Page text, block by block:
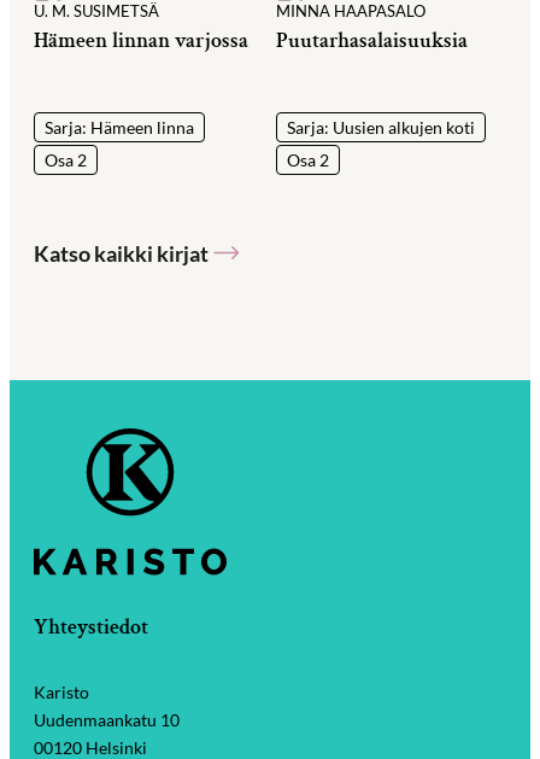
U. M. SUSIMETSÄ
Hämeen linnan varjossa
Sarja: Hämeen linna
Osa 2
MINNA HAAPASALO
Puutarhasalaisuuksia
Sarja: Uusien alkujen koti
Osa 2
Katso kaikki kirjat
Yhteystiedot
Karisto
Uudenmaankatu 10
00120 Helsinki